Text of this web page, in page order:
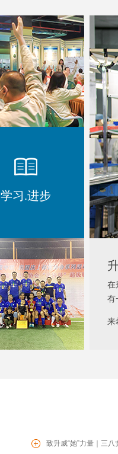
学习.进步
在
有
来
致升威“她”力量｜三